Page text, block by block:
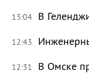
13:04 В
12:43
12:31 В Омске